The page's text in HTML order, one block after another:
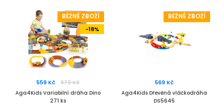
BĚŽNÉ ZBOŽÍ
-18%
559 Kč 679 Kč
Aga4Kids Variabilní dráha Dino
271 ks
BĚŽNÉ ZBOŽÍ
569 Kč
Aga4Kids Dřevěná vláčkodráha
DS5645